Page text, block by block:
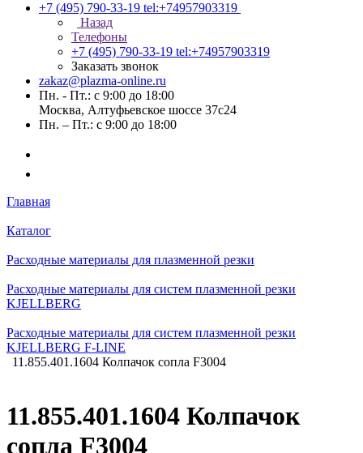
+7 (495) 790-33-19 tel:+74957903319
Назад
Телефоны
+7 (495) 790-33-19 tel:+74957903319
Заказать звонок
zakaz@plazma-online.ru
Пн. - Пт.: с 9:00 до 18:00
Москва, Алтуфьевское шоссе 37с24
Пн. – Пт.: с 9:00 до 18:00
Главная
Каталог
Расходные материалы для плазменной резки
Расходные материалы для систем плазменной резки
KJELLBERG
Расходные материалы для систем плазменной резки
KJELLBERG F-LINE
11.855.401.1604 Колпачок сопла F3004
11.855.401.1604 Колпачок
сопла F3004